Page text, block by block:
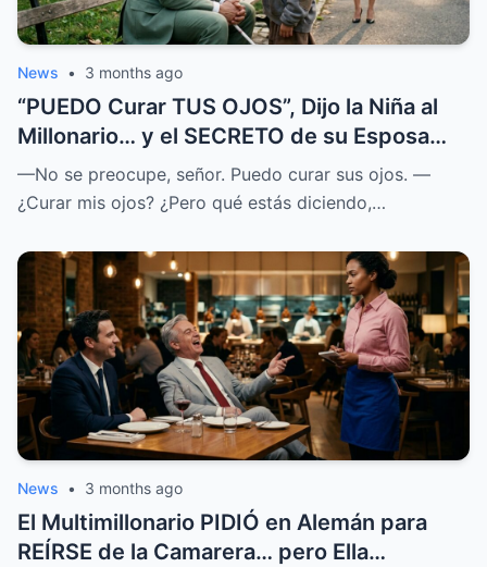
News • 3 months ago
“PUEDO Curar TUS OJOS”, Dijo la Niña al
Millonario… y el SECRETO de su Esposa
SALIÓ a la LUZ
—No se preocupe, señor. Puedo curar sus ojos. —
¿Curar mis ojos? ¿Pero qué estás diciendo,…
News • 3 months ago
El Multimillonario PIDIÓ en Alemán para
REÍRSE de la Camarera… pero Ella